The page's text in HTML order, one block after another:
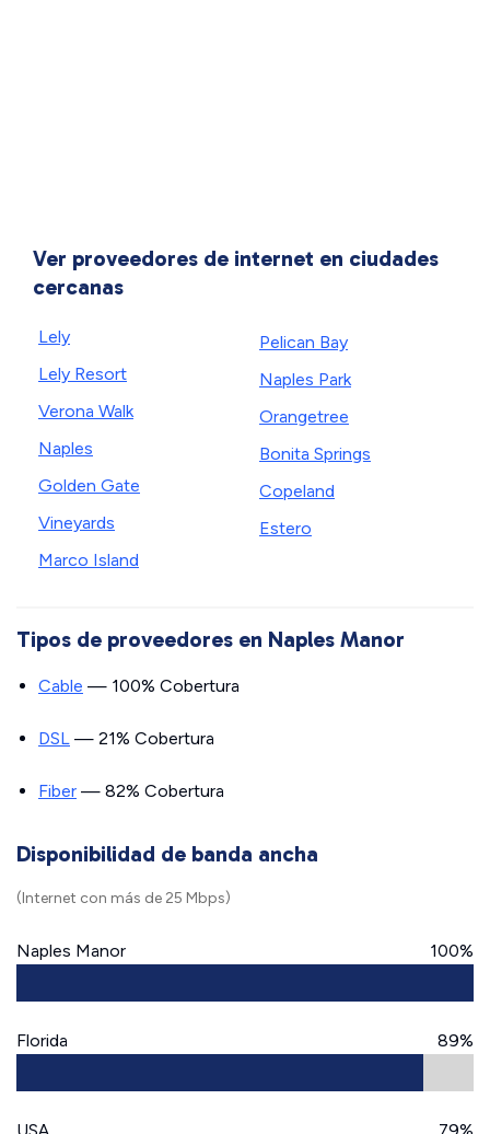
Ver proveedores de internet en ciudades
cercanas
Lely
Lely Resort
Verona Walk
Naples
Golden Gate
Vineyards
Marco Island
Pelican Bay
Naples Park
Orangetree
Bonita Springs
Copeland
Estero
Tipos de proveedores en Naples Manor
Cable — 100% Cobertura
DSL — 21% Cobertura
Fiber — 82% Cobertura
Disponibilidad de banda ancha
(Internet con más de 25 Mbps)
Naples Manor 100%
Florida 89%